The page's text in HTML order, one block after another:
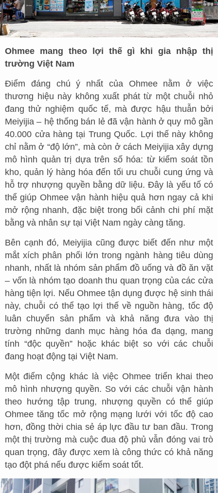
Ohmee mang theo lợi thế gì khi gia nhập thị
trường Việt Nam
Điểm đáng chú ý nhất của Ohmee nằm ở việc
thương hiệu này không xuất phát từ một chuỗi nhỏ
đang thử nghiệm quốc tế, mà được hậu thuẫn bởi
Meiyijia – hệ thống bán lẻ đã vận hành ở quy mô gần
40.000 cửa hàng tại Trung Quốc. Lợi thế này không
chỉ nằm ở “độ lớn”, mà còn ở cách Meiyijia xây dựng
mô hình quản trị dựa trên số hóa: từ kiểm soát tồn
kho, quản lý hàng hóa đến tối ưu chuỗi cung ứng và
hỗ trợ nhượng quyền bằng dữ liệu. Đây là yếu tố có
thể giúp Ohmee vận hành hiệu quả hơn ngay cả khi
mở rộng nhanh, đặc biệt trong bối cảnh chi phí mặt
bằng và nhân sự tại Việt Nam ngày càng tăng.
Bên cạnh đó, Meiyijia cũng được biết đến như một
mắt xích phân phối lớn trong ngành hàng tiêu dùng
nhanh, nhất là nhóm sản phẩm đồ uống và đồ ăn vặt
– vốn là nhóm tạo doanh thu quan trọng của các cửa
hàng tiện lợi. Nếu Ohmee tận dụng được hệ sinh thái
này, chuỗi có thể tạo lợi thế về nguồn hàng, tốc độ
luân chuyển sản phẩm và khả năng đưa vào thị
trường những danh mục hàng hóa đa dạng, mang
tính “độc quyền” hoặc khác biệt so với các chuỗi
đang hoạt động tại Việt Nam.
Một điểm cộng khác là việc Ohmee triển khai theo
mô hình nhượng quyền. So với các chuỗi vận hành
theo hướng tập trung, nhượng quyền có thể giúp
Ohmee tăng tốc mở rộng mạng lưới với tốc độ cao
hơn, đồng thời chia sẻ áp lực đầu tư ban đầu. Trong
một thị trường mà cuộc đua độ phủ vẫn đóng vai trò
quan trọng, đây được xem là công thức có khả năng
tạo đột phá nếu được kiểm soát tốt.